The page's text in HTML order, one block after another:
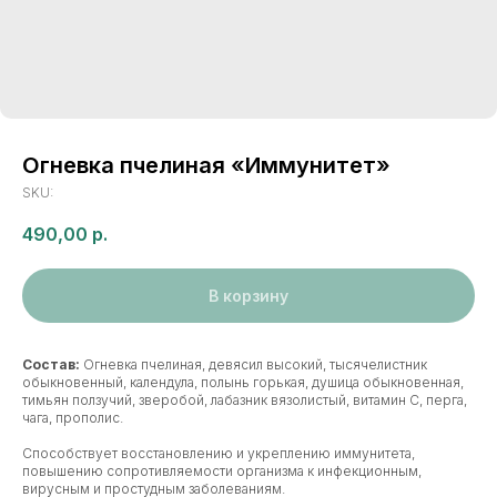
Огневка пчелиная «Иммунитет»
SKU:
490,00 р.
В корзину
Состав: Огневка пчелиная, девясил высокий, тысячелистник
обыкновенный, календула, полынь горькая, душица обыкновенная,
тимьян ползучий, зверобой, лабазник вязолистый, витамин С, перга,
чага, прополис.
Способствует восстановлению и укреплению иммунитета,
повышению сопротивляемости организма к инфекционным,
вирусным и простудным заболеваниям.